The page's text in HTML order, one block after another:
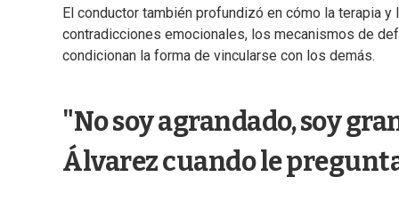
El conductor también profundizó en cómo la terapia
contradicciones emocionales, los mecanismos de
condicionan la forma de vincularse con los demás.
"No soy agrandado, soy
Álvarez cuando le